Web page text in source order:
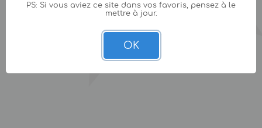
PS: Si vous aviez ce site dans vos favoris, pensez à le
mettre à jour.
OK